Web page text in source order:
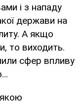
і з нападу
держави на
А якщо
то виходить.
сфер впливу
якою